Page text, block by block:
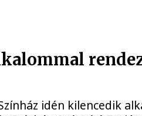
idén kilencedik